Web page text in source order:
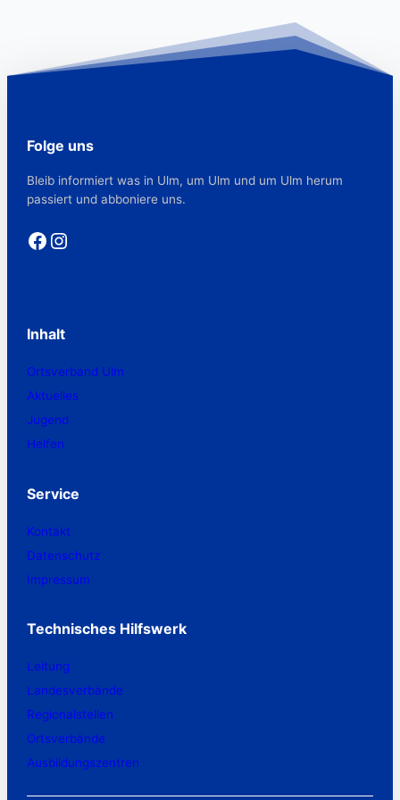
Folge uns
Bleib informiert was in Ulm, um Ulm und um Ulm herum
passiert und abboniere uns.
Facebook Instagram
Inhalt
Ortsverband Ulm
Aktuelles
Jugend
Helfen
Service
Kontakt
Datenschutz
Impressum
Technisches Hilfswerk
Leitung
Landesverbände
Regionalstellen
Ortsverbände
Ausbildungszentren